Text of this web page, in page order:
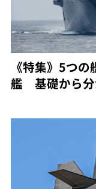
《特集》5つ
艦 基礎から分